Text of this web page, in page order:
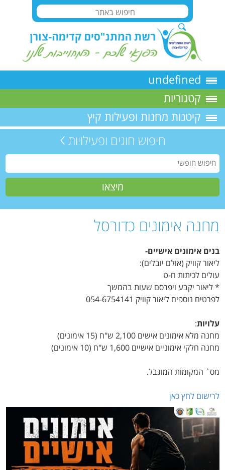
undefined
קטגוריות
קיטנות מחנות ופעילות קיץ
חיפוש חוגים ופעילויות
מחנה אימונים כדורסל
בנים אימונים אישיים-
ליאור קוויק (אולם יובלים):
עולים לכיתות ח-ט
* ליאור יקבע ויפרסם שעות בהמשך
לפרטים נוספים ליאור קוויק 054-6754141
עלויות:
מחנה מלא אימונים אישים 2,100 ש"ח (15 אימונים)
מחנה חלקי אימוניים אישיים 1,600 ש"ח (10 אימונים)
מס` המקומות המוגבל.
לרישום לחץ כאן